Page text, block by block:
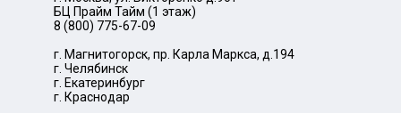
БЦ Прайм Тайм (1 этаж)
8 (800) 775-67-09
г. Магнитогорск, пр. Карла Маркса, д.194
г. Челябинск
г. Екатеринбург
г. Краснодар